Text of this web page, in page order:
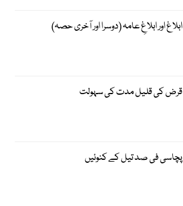
ابلاغ اور ابلاغِ عامہ (دوسرا اور آخری حصہ)
قرض کی قلیل مدت کی سہولت
پچاسی فی صد تیل کے کنوئیں